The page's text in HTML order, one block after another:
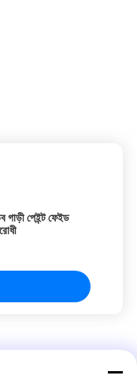
গাড়ী পেইন্ট ফেইড